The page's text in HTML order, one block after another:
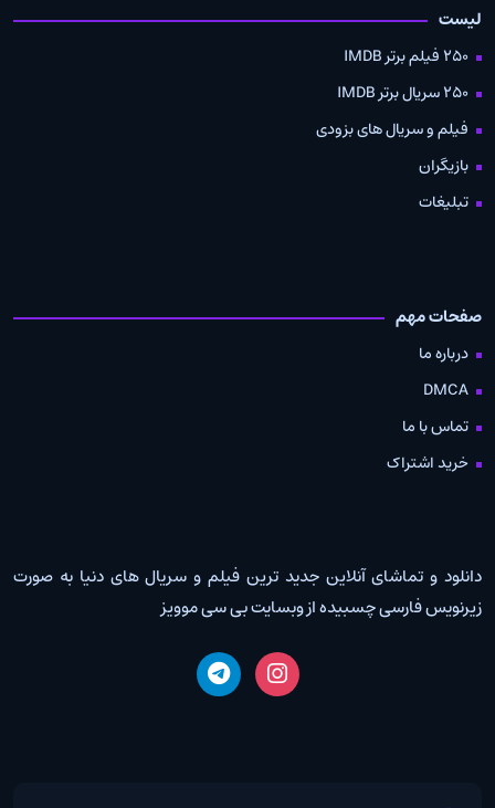
لیست
250 فیلم برتر IMDB
250 سریال برتر IMDB
فیلم و سریال های بزودی
بازیگران
تبلیغات
صفحات مهم
درباره ما
DMCA
تماس با ما
خرید اشتراک
دانلود و تماشای آنلاین جدید ترین فیلم و سریال های دنیا به صورت
زیرنویس فارسی چسبیده از وبسایت بی سی موویز